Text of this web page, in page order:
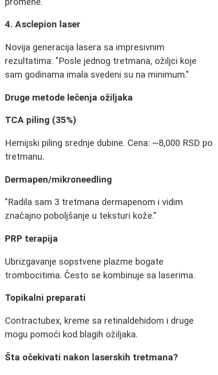
4. Asclepion laser
Novija generacija lasera sa impresivnim
rezultatima: "Posle jednog tretmana, ožiljci koje
sam godinama imala svedeni su na minimum."
Druge metode lečenja ožiljaka
TCA piling (35%)
Hemiјski piling srednje dubine. Cena: ~8,000 RSD po
tretmanu.
Dermapen/mikroneedling
"Radila sam 3 tretmana dermapenom i vidim
značajno poboljšanje u teksturi kože."
PRP terapija
Ubrizgavanje sopstvene plazme bogate
trombocitima. Često se kombinuje sa laserima.
Topikalni preparati
Contractubex, kreme sa retinaldehidom i druge
mogu pomoći kod blagih ožiljaka.
Šta očekivati nakon laserskih tretmana?